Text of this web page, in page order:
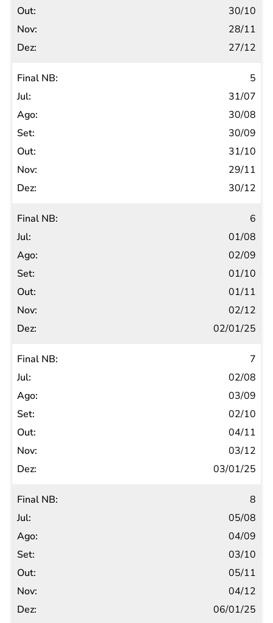
30/10
28/11
27/12
5
31/07
30/08
30/09
31/10
29/11
30/12
6
01/08
02/09
01/10
01/11
02/12
02/01/25
7
02/08
03/09
02/10
04/11
03/12
03/01/25
8
05/08
04/09
03/10
05/11
04/12
06/01/25